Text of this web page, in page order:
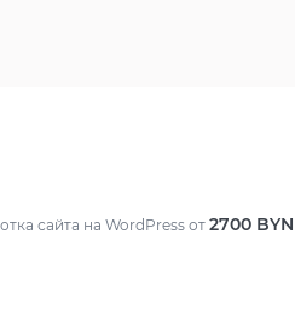
сайта на WordPressот 2700 BYN